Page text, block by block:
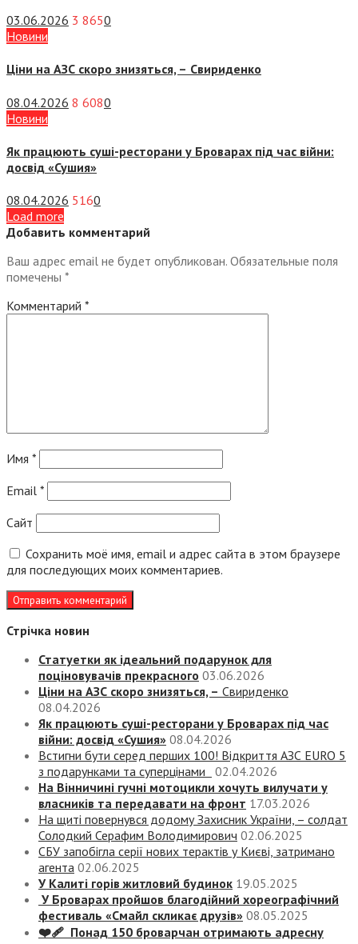
03.06.2026 3 8650
Новини
Ціни на АЗС скоро знизяться, – Свириденко
08.04.2026 8 6080
Новини
Як працюють суші-ресторани у Броварах під час війни:
досвід «Сушия»
08.04.2026 5160
Load more
Добавить комментарий
Ваш адрес email не будет опубликован. Обязательные поля
помечены *
Комментарий *
Имя *
Email *
Сайт
Сохранить моё имя, email и адрес сайта в этом браузере
для последующих моих комментариев.
Стрічка новин
Статуетки як ідеальний подарунок для
поціновувачів прекрасного 03.06.2026
Ціни на АЗС скоро знизяться, – Свириденко
08.04.2026
Як працюють суші-ресторани у Броварах під час
війни: досвід «Сушия» 08.04.2026
Встигни бути серед перших 100! Відкриття АЗС EURO 5
з подарунками та суперцінами
02.04.2026
На Вінничині гучні мотоцикли хочуть вилучати у
власників та передавати на фронт 17.03.2026
На щиті повернувся додому Захисник України, – солдат
Солодкий Серафим Володимирович 02.06.2025
СБУ запобігла серії нових терактів у Києві, затримано
агента 02.06.2025
У Калиті горів житловий будинок 19.05.2025
У Броварах пройшов благодійний хореографічний
фестиваль «Смайл скликає друзів» 08.05.2025
❤️‍🩹 Понад 150 броварчан отримають адресну